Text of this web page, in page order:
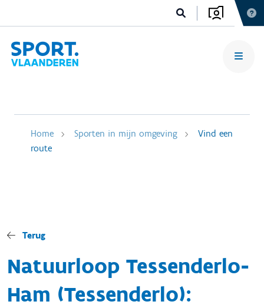
Home Sporten in mijn omgeving
Vind een
route
Terug
Natuurloop Tessenderlo-
Ham (Tessenderlo):